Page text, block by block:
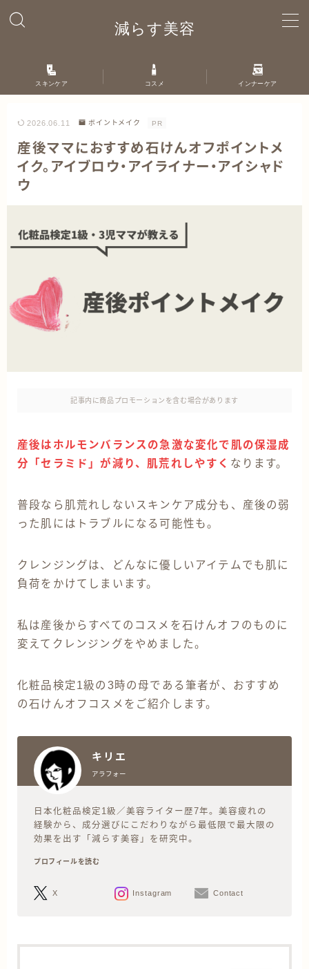
減らす美容
ホーム
お問い合わせ
スキンケア コスメ インナーケア
2026.06.11 ポイントメイク PR
産後ママにおすすめ石けんオフポイントメ
イク。アイブロウ・アイライナー・アイシャド
ウ
記事内に商品プロモーションを含む場合があります
産後はホルモンバランスの急激な変化で肌の保湿成
分「セラミド」が減り、肌荒れしやすく なります。
普段なら肌荒れしないスキンケア成分も、産後の弱
った肌にはトラブルになる可能性も。
クレンジングは、どんなに優しいアイテムでも肌に
負荷をかけてしまいます。
私は産後からすべてのコスメを石けんオフのものに
変えてクレンジングをやめました。
化粧品検定1級の3時の母である筆者が、おすすめ
の石けんオフコスメをご紹介します。
キリエ
アラフォー
日本化粧品検定1級／美容ライター歴7年。美容疲れの
経験から、成分選びにこだわりながら最低限で最大限の
効果を出す「減らす美容」を研究中。
プロフィールを読む
X Instagram Contact